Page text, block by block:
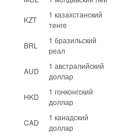
KZT
1 казахстанский
тенге
BRL
1 бразильский
реал
AUD
1 австралийский
доллар
HKD
1 гонконгский
доллар
CAD
1 канадский
доллар